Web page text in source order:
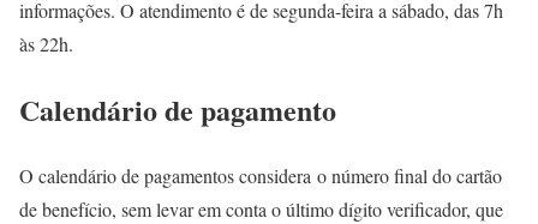
informações. O atendimento é de segunda-feira a sábado, das 7h
às 22h.
Calendário de pagamento
O calendário de pagamentos considera o número final do cartão
de benefício, sem levar em conta o último dígito verificador, que